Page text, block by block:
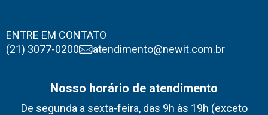
ENTRE EM CONTATO
(21) 3077-0200
atendimento@newit.com.br
Nosso horário de atendimento
De segunda a sexta-feira, das 9h às 19h (exceto